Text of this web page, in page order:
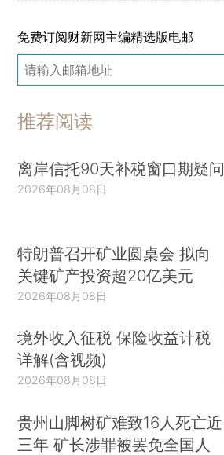
免费订阅财新网主编精选版电邮
推荐阅读
离岸信托90天补税窗口期疑问
2026年08月08日
特朗普召开矿业圆桌会 拟向
关键矿产投资超20亿美元
2026年08月08日
境外收入征税 保险收益计税
详解(含视频)
2026年08月08日
贵州山脚树矿难致16人死亡近
三年 矿长涉罪被罢免全国人